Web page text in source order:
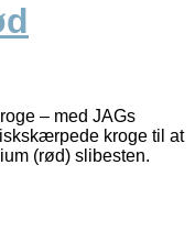
– med JAGs
kroge til at
(rød) slibesten.